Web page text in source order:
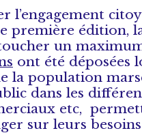
l’engagement
édition,
un
ont été déposées
la population
dans les
etc,
sur leurs